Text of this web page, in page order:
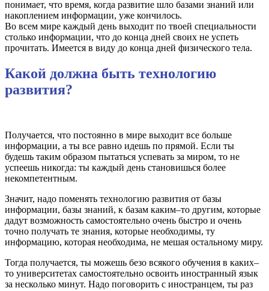
понимает, что время, когда развитие шло базами знаний или
накоплением информации, уже кончилось.
Во всем мире каждый день выходит по твоей специальности
столько информации, что до конца дней своих не успеть
прочитать. Имеется в виду до конца дней физического тела.
Какой должна быть технологию
развития?
Получается, что постоянно в мире выходит все больше
информации, а ты все равно идешь по прямой. Если ты
будешь таким образом пытаться успевать за миром, то не
успеешь никогда: ты каждый день становишься более
некомпетентным.
Значит, надо поменять технологию развития от базы
информации, базы знаний, к базам каким–то другим, которые
дадут возможность самостоятельно очень быстро и очень
точно получать те знания, которые необходимы, ту
информацию, которая необходима, не мешая остальному миру.
Тогда получается, ты можешь безо всякого обучения в каких–
то университетах самостоятельно освоить иностранный язык
за несколько минут. Надо поговорить с иностранцем, ты раз